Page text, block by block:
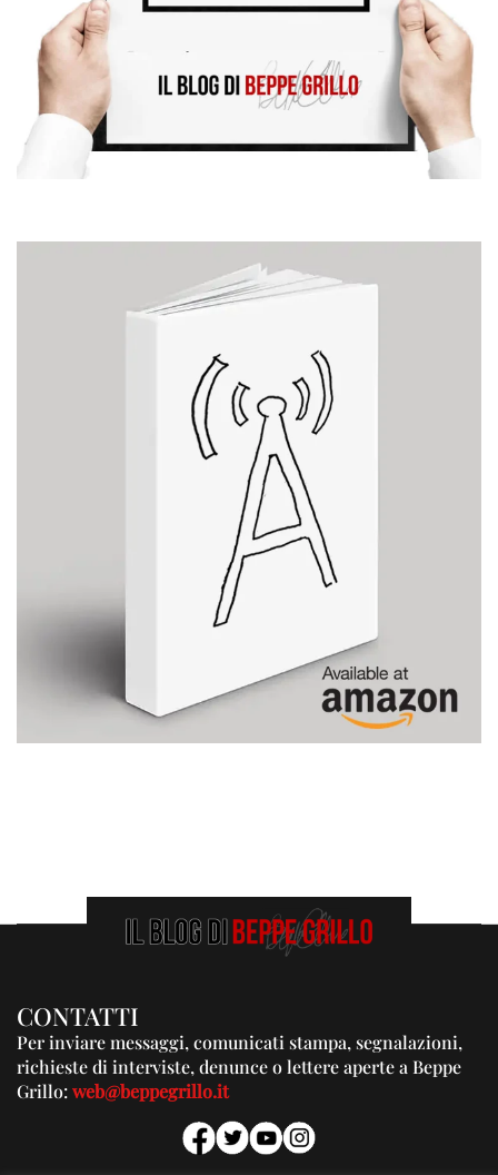
CONTATTI
Per inviare messaggi, comunicati stampa, segnalazioni,
richieste di interviste, denunce o lettere aperte a Beppe
Grillo:web@beppegrillo.it